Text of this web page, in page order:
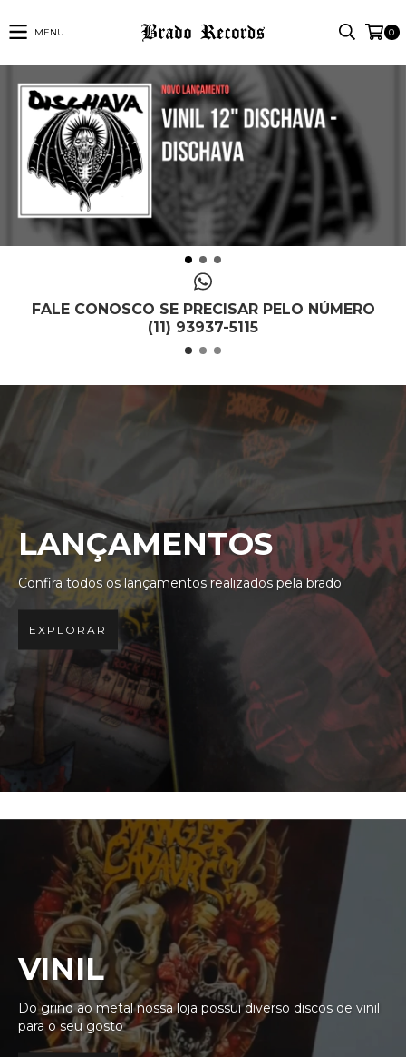
MENU 0
FALE CONOSCO SE PRECISAR PELO NÚMERO
(11) 93937-5115
LANÇAMENTOS
Confira todos os lançamentos realizados pela brado
EXPLORAR
VINIL
Do grind ao metal nossa loja possui diverso discos de vinil
para o seu gosto